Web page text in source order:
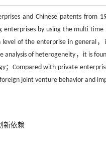
and Chinese patents
enterprises by using the multi
of the enterprise in general
analysis of heterogeneity，it is
；Compared with private
joint venture behavior and
新依赖